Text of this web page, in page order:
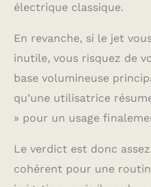
électrique classique.
En revanche, si le jet
inutile, vous risquez de
base volumineuse
qu’une utilisatrice
» pour un usage
Le verdict est donc
cohérent pour une